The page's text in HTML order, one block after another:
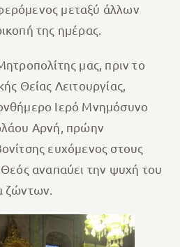
μεταξύ άλλων
της ημέρας.
μας, πριν το
Θείας Λειτουργίας,
Ιερό Μνημόσυνο
Αρνή, πρώην
ευχόμενος στους
αναπαύει την ψυχή του
ζώντων.